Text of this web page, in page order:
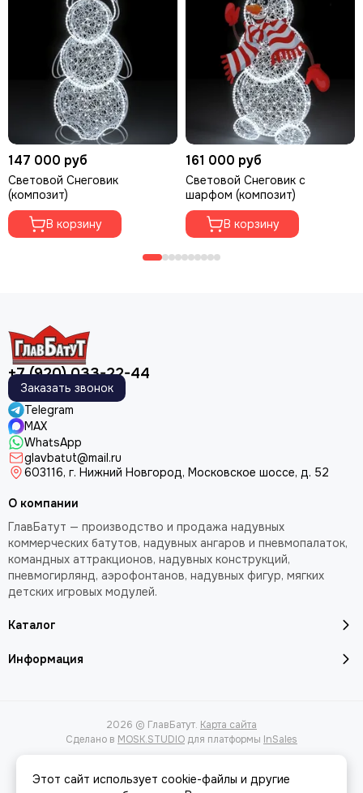
147 000 руб
Световой Снеговик
(композит)
В корзину
161 000 руб
Световой Снеговик с
шарфом (композит)
В корзину
+7 (920) 033-22-44
Заказать звонок
Telegram
MAX
WhatsApp
glavbatut@mail.ru
603116, г. Нижний Новгород, Московское шоссе, д. 52
Каталог
Информация
О компании
ГлавБатут — производство и продажа надувных
коммерческих батутов, надувных ангаров и пневмопалаток,
командных аттракционов, надувных конструкций,
пневмогирлянд, аэрофонтанов, надувных фигур, мягких
детских игровых модулей.
2026 © ГлавБатут. Карта сайта
Сделано в MOSK.STUDIO для платформы InSales
Этот сайт использует cookie-файлы и другие